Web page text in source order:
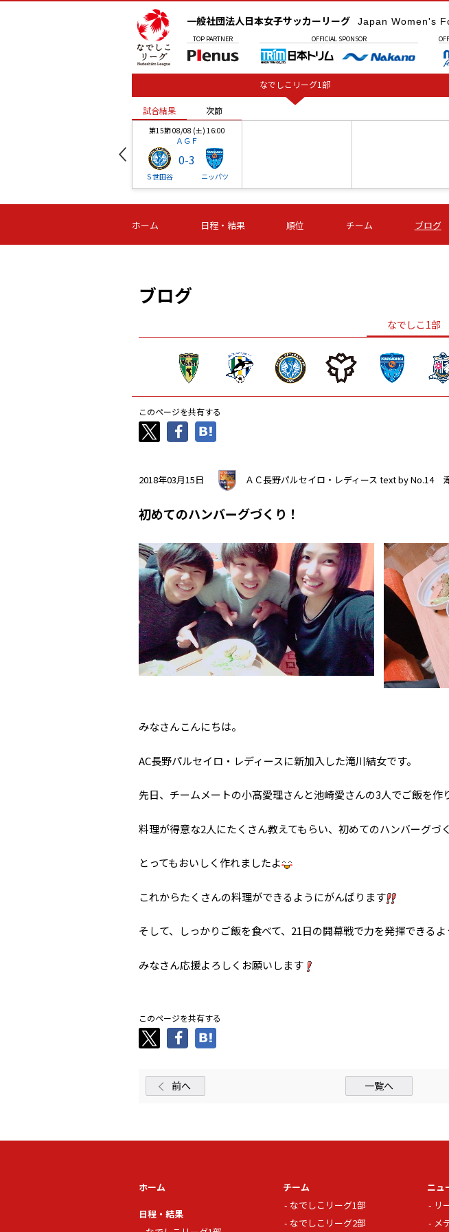
一般社団法人日本女子サッカーリーグ Japan Women's
TOP PARTNER OFFICIAL SPONSOR
なでしこリーグ1部
試合結果 次節
第15節 08/08 (土) 16:00
ＡＧＦ
Ｓ世田谷
0-3
ニッパツ
-
第16節 09/05 (土) 15:00
ニッパツ
-
第16節 09/05 (土) 15:00
石人の星
-
第16節 09/05 (土) 16:00
ＡＧＦ
-
試合結果 次節
ホーム 日程・結果 順位 チーム ブログ
ブログ
なでしこ1部
このページを共有する
2018年03月15日 ＡＣ長野パルセイロ・レディース text by No.14
初めてのハンバーグづくり！
みなさんこんにちは。
AC長野パルセイロ・レディースに新加入した滝川結女です。
先日、チームメートの小髙愛理さんと池崎愛さんの3人でご飯を作
料理が得意な2人にたくさん教えてもらい、初めてのハンバーグづ
とってもおいしく作れましたよ
これからたくさんの料理ができるようにがんばります
そして、しっかりご飯を食べて、21日の開幕戦で力を発揮できる
みなさん応援よろしくお願いします
このページを共有する
前へ 一覧へ
ホーム
日程・結果
チーム
なでしこリーグ1部
なでしこリーグ2部
ニュ
リ
メ